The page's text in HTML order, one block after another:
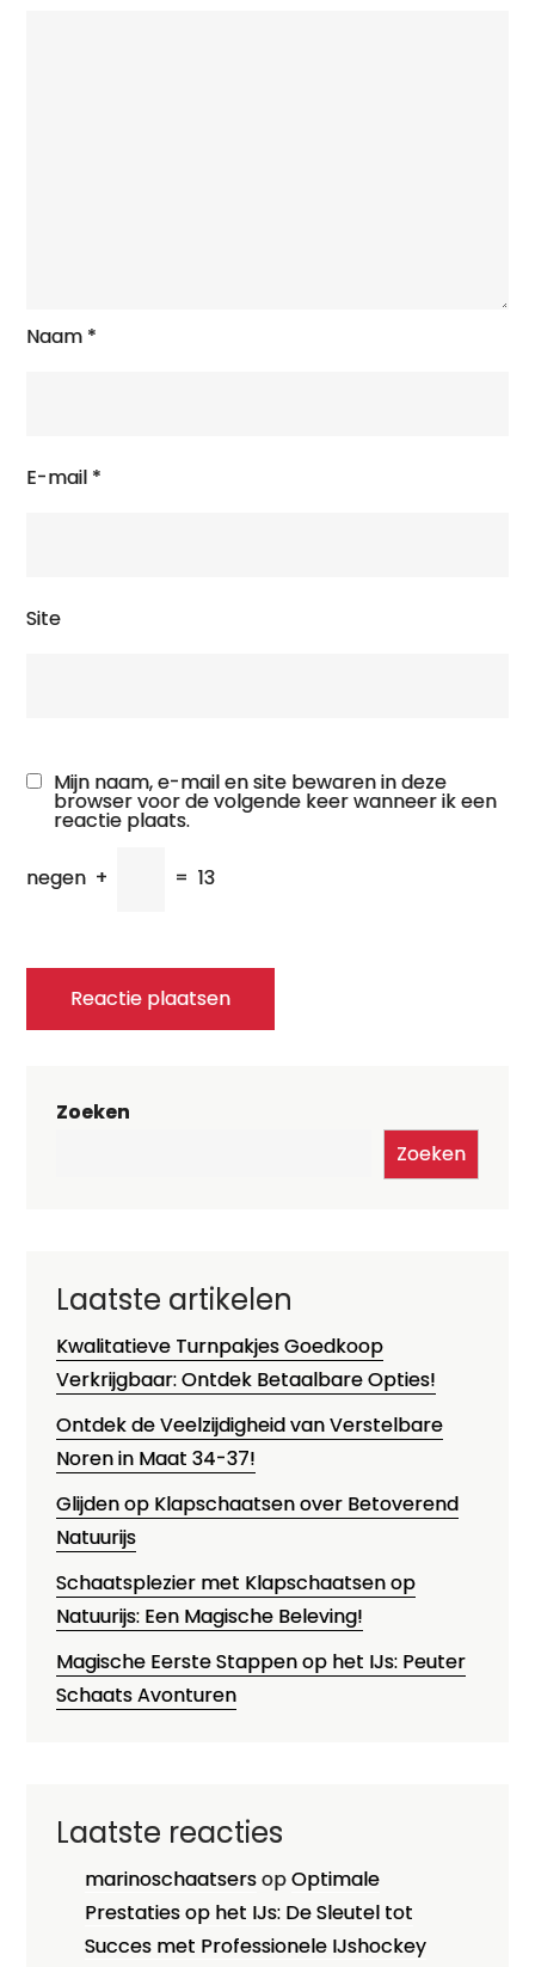
Naam *
E-mail *
Site
Mijn naam, e-mail en site bewaren in deze
browser voor de volgende keer wanneer ik een
reactie plaats.
negen + = 13
Zoeken
Zoeken
Laatste artikelen
Kwalitatieve Turnpakjes Goedkoop
Verkrijgbaar: Ontdek Betaalbare Opties!
Ontdek de Veelzijdigheid van Verstelbare
Noren in Maat 34-37!
Glijden op Klapschaatsen over Betoverend
Natuurijs
Schaatsplezier met Klapschaatsen op
Natuurijs: Een Magische Beleving!
Magische Eerste Stappen op het IJs: Peuter
Schaats Avonturen
Laatste reacties
marinoschaatsersopOptimale
Prestaties op het IJs: De Sleutel tot
Succes met Professionele IJshockey